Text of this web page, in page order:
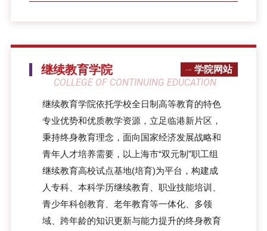
继续教育学院
COLLEGE OF CONTINUING EDUCATION
学院网站
继续教育学院依托学校全日制高等教育的特色
专业优势和优质教学资源，立足临港新片区，
秉持终身教育理念，面向国家经济发展战略和
青年人才培养需要，以上海市“双元制”职工组
继续教育高校试点基地(培育)为平台，构建成
人专科、本科学历继续教育、职业技能培训、
青少年科创教育、老年教育等一体化、多领
域、跨年龄的知识更新与能力提升的终身教育